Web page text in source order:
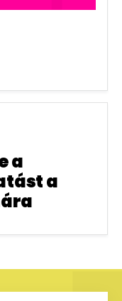
a
a